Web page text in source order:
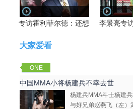
专访霍利菲尔德：还想再和泰森干一
李景亮专
大家爱看
ONE
Champions
hip
中国MMA小将杨建兵不幸去世
杨建兵MMA斗士杨建兵
与好兄弟赵燕飞（左）